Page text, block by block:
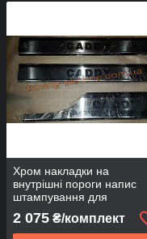
Хром накладки на
внутрішні пороги напис
штампування для
Volkswagen Caddy 3
2010
2 075 ₴/комплект